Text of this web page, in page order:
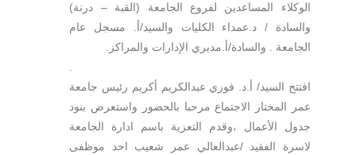
الوكلاء المساعدين لفروع الجامعة (القبة – درنة)
والسادة / د.عمداء الكليات والسيد/أ. مسجل عام
الجامعة . والسادة/أ.مديري الإدارات والمراكز.
افتتح السيد/ أ.د. فوزي عبدالكريم أكريم رئيس جامعة
عمر المختار الاجتماع مرحبا بالحضور واستعرض بنود
جدول الأعمال ،وقدم التعزية باسم ادارة الجامعة
لاسرة الفقيد /عبدالعالي عمر شعيب احد موظفى